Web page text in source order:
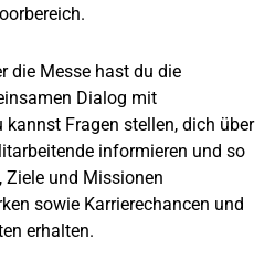
die Messe hast du die
Dialog mit
kannst Fragen stellen, dich über
informieren und so
Ziele und Missionen
sowie Karrierechancen und
erhalten.